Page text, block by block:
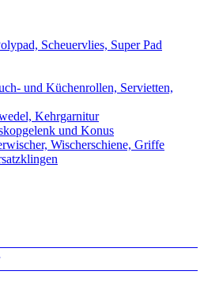
Scheuervlies, Super Pad
und Küchenrollen, Servietten,
Kehrgarnitur
und Konus
Wischerschiene, Griffe